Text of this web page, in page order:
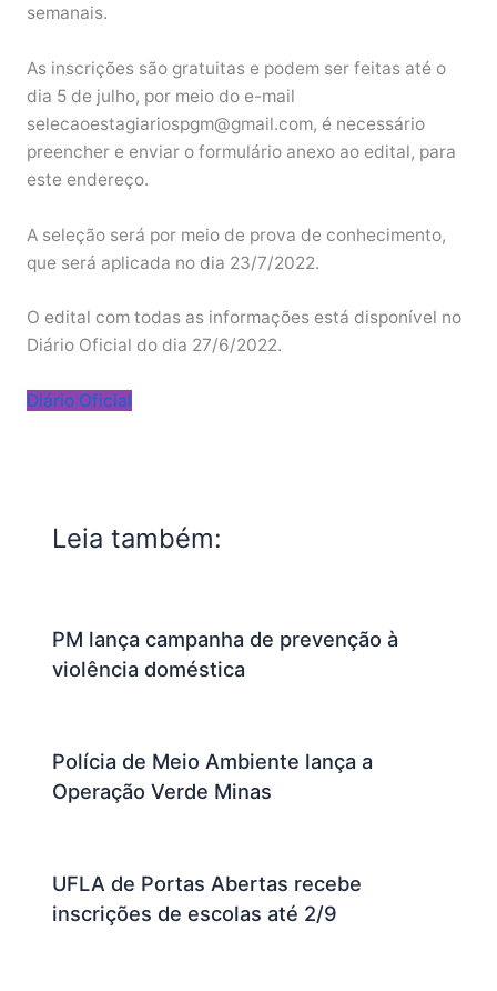
semanais.
As inscrições são gratuitas e podem ser feitas até o
dia 5 de julho, por meio do e-mail
selecaoestagiariospgm@gmail.com, é necessário
preencher e enviar o formulário anexo ao edital, para
este endereço.
A seleção será por meio de prova de conhecimento,
que será aplicada no dia 23/7/2022.
O edital com todas as informações está disponível no
Diário Oficial do dia 27/6/2022.
Diário Oficial
Leia também:
PM lança campanha de prevenção à
violência doméstica
Polícia de Meio Ambiente lança a
Operação Verde Minas
UFLA de Portas Abertas recebe
inscrições de escolas até 2/9